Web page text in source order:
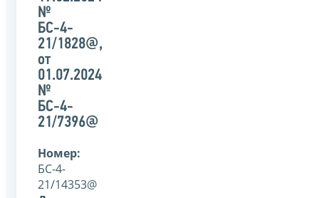
№
БС-4-
21/1828@,
от
01.07.2024
№
БС-4-
21/7396@
Номер:
БС-4-
21/14353@